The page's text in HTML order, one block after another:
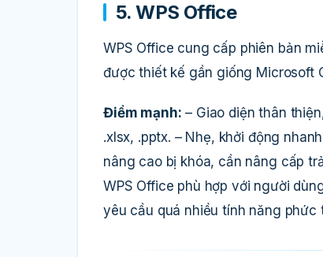
5. WPS Office
WPS Office cung cấp phiên bản
được thiết kế gần giống Microsoft
Điểm mạnh: – Giao diện thân
.xlsx, .pptx. – Nhẹ, khởi động
nâng cao bị khóa, cần nâng cấp
WPS Office phù hợp với người
yêu cầu quá nhiều tính năng phức